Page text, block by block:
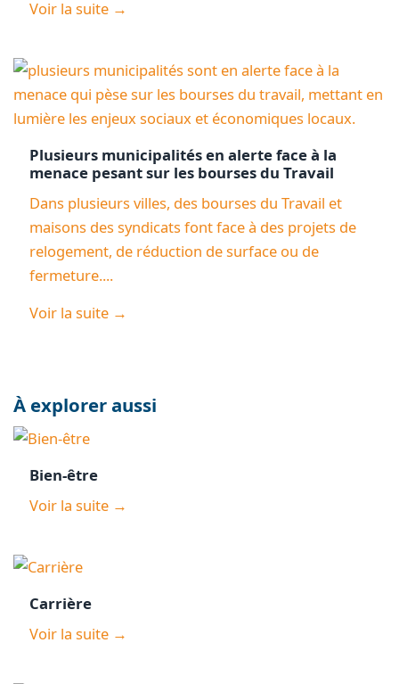
Voir la suite →
Plusieurs municipalités en alerte face à la
menace pesant sur les bourses du Travail
Dans plusieurs villes, des bourses du Travail et
maisons des syndicats font face à des projets de
relogement, de réduction de surface ou de
fermeture....
Voir la suite →
À explorer aussi
Bien-être
Voir la suite →
Carrière
Voir la suite →